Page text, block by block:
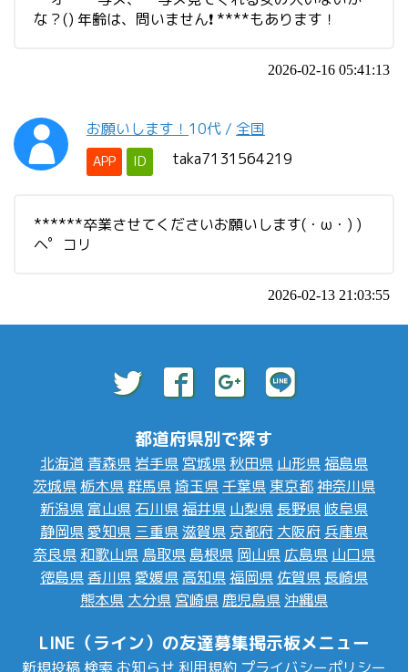
な？() 年齢は、問いません❗ ****もあります！
2026-02-16 05:41:13
お願いします！ 10代 / 全国
APP ID taka7131564219
******卒業させてくださいお願いします(・ω・) )
ヘ゜コリ
2026-02-13 21:03:55
都道府県別で探す
北海道 青森県 岩手県 宮城県 秋田県 山形県福島県
茨城県 栃木県群馬県埼玉県 千葉県 東京都神奈川県
新潟県 富山県 石川県福井県 山梨県 長野県 岐阜県
静岡県愛知県 三重県滋賀県 京都府 大阪府 兵庫県
奈良県 和歌山県 鳥取県 島根県 岡山県 広島県 山口県
徳島県 香川県愛媛県 高知県福岡県 佐賀県 長崎県
熊本県 大分県 宮崎県 鹿児島県 沖縄県
LINE（ライン）の友達募集掲示板メニュー
新規投稿 検索 お知らせ 利用規約 プライバシーポリシー